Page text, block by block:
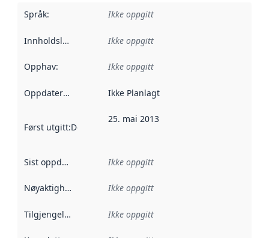
Språk: Ikke oppgitt
Innholdsleverandører :
Ikke oppgitt
Opphav: Ikke oppgitt
Oppdateringsfrekvens :
Ikke Planlagt
Først utgitt:Denne datoen sier når dataene i dette
25. mai 2013
Sist oppdatert Ikke oppgitt
Nøyaktighet Ikke oppgitt
Tilgjengelighet Ikke oppgitt